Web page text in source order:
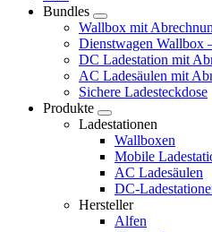
Bundles
Wallbox mit
Dienstwagen Wallbox
DC Ladestation mit
AC Ladesäulen mit
Sichere Ladesteckdose
Produkte
Ladestationen
Wallboxen
Mobile
AC Ladesäulen
DC-
Hersteller
Alfen